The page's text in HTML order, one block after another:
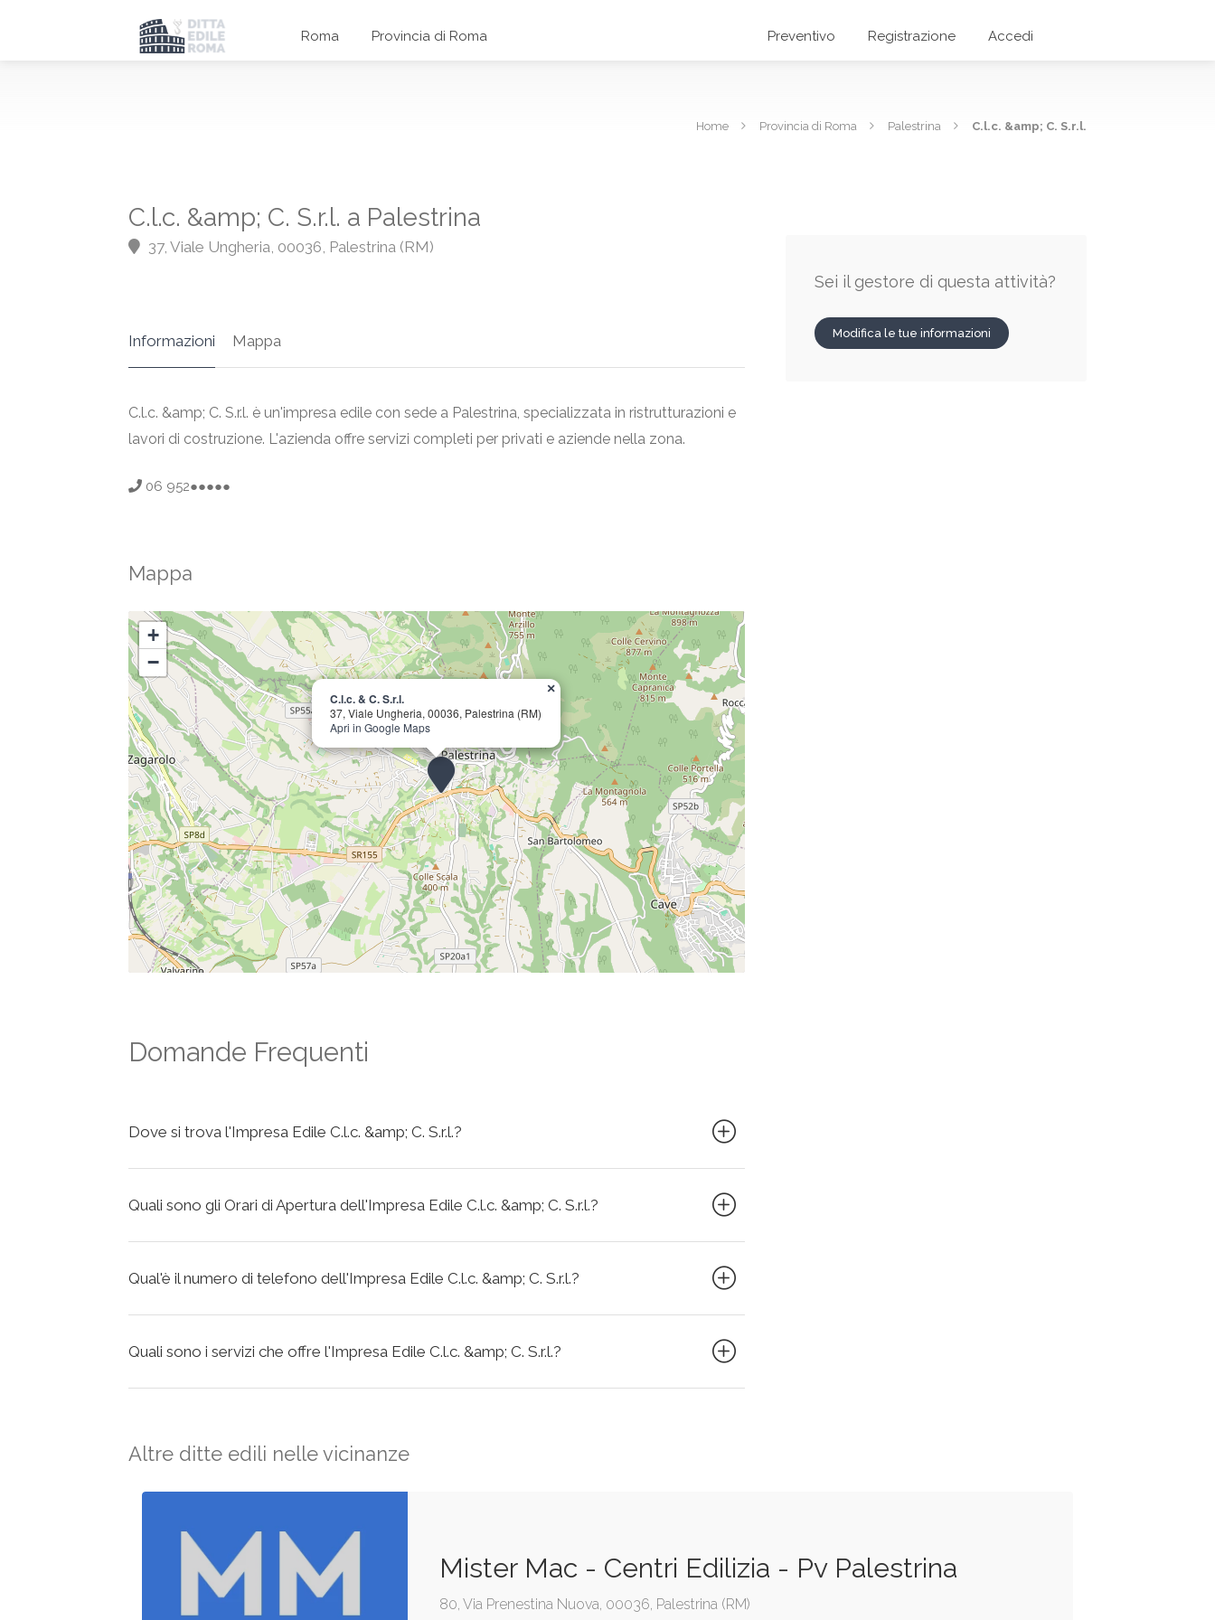
Roma Provincia di Roma Preventivo Registrazione Accedi
Home Provincia di Roma Palestrina C.l.c. &amp; C. S.r.l.
C.l.c. &amp; C. S.r.l. a Palestrina
37, Viale Ungheria, 00036, Palestrina (RM)
Informazioni Mappa
C.l.c. &amp; C. S.r.l. è un'impresa edile con sede a Palestrina, specializzata in ristrutturazioni e
lavori di costruzione. L'azienda offre servizi completi per privati e aziende nella zona.
06 952●●●●●
Mappa
C.l.c. & C. S.r.l.
37, Viale Ungheria, 00036, Palestrina (RM)
Apri in Google Maps
×
+
−
Domande Frequenti
Dove si trova l'Impresa Edile C.l.c. &amp; C. S.r.l.?
Quali sono gli Orari di Apertura dell'Impresa Edile C.l.c. &amp; C. S.r.l.?
Qual'è il numero di telefono dell'Impresa Edile C.l.c. &amp; C. S.r.l.?
Quali sono i servizi che offre l'Impresa Edile C.l.c. &amp; C. S.r.l.?
Sei il gestore di questa attività?
Modifica le tue informazioni
Altre ditte edili nelle vicinanze
Mister Mac - Centri Edilizia - Pv Palestrina
80, Via Prenestina Nuova, 00036, Palestrina (RM)